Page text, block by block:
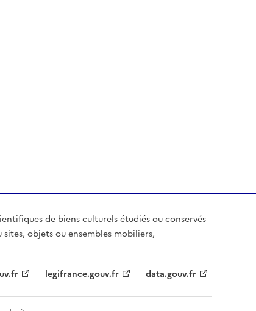
de biens culturels étudiés ou conservés
objets ou ensembles mobiliers,
legifrance.gouv.fr data.gouv.fr